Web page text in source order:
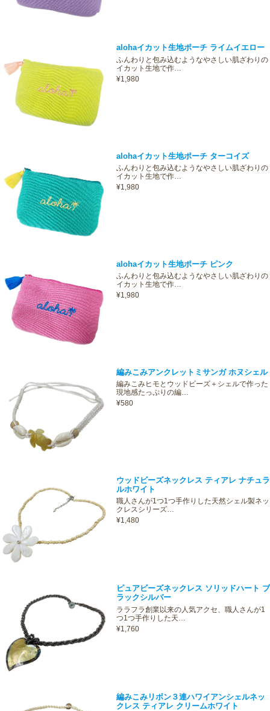
alohaイカット生地ポーチ ライムイエロー
ふんわりと包み込むようなやさしい肌ざわりの
イカット生地で作…
¥1,980
alohaイカット生地ポーチ ターコイズ
ふんわりと包み込むようなやさしい肌ざわりの
イカット生地で作…
¥1,980
alohaイカット生地ポーチ ピンク
ふんわりと包み込むようなやさしい肌ざわりの
イカット生地で作…
¥1,980
編みこみアンクレットミサンガ ホヌシェル
編みこみヒモとウッドビーズ＋シェルで作った
現地感たっぷりの編…
¥580
ウッドビーズネックレス ティアレ ナチュラ
ルホワイト
職人さんが1つ1つ手作りした天然シェル製ネッ
クレスシリーズ…
¥1,480
ピュアビーズネックレス ソリッドハート ブ
ラックシルバー
ララフラ創業以来の人気アクセ、職人さんが1
つ1つ手作りした天…
¥1,760
編みこみリボン３連ハワイアンシェルネッ
クレス ティアレ クリームホワイト